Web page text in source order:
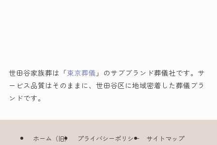
世田谷家族葬は「東京葬儀 」のサブブランド葬儀社です。サ
ービス品質はそのままに、世田谷区に地域密着した葬儀ブラ
ンドです。
ホーム（旧） プライバシーポリシー サイトマップ